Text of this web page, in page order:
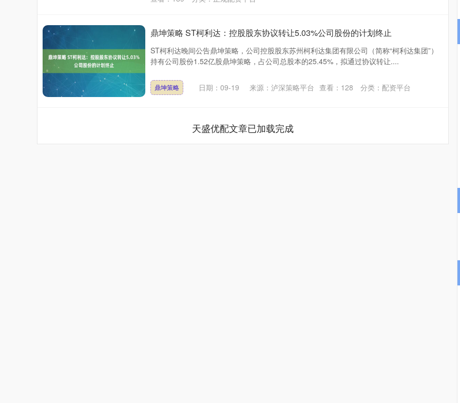
鼎坤策略 ST柯利达：控股股东协议转让5.03%公司股份的计划终止
ST柯利达晚间公告鼎坤策略，公司控股股东苏州柯利达集团有限公司（简称“柯利达集团”）
持有公司股份1.52亿股鼎坤策略，占公司总股本的25.45%，拟通过协议转让....
鼎坤策略 日期：09-19 来源：泸深策略平台 查看： 128 分类： 配资平台
天盛优配文章已加载完成
深证成指 13988.63 -155.58 -1.10% 沪深300 4626.90 -31.25